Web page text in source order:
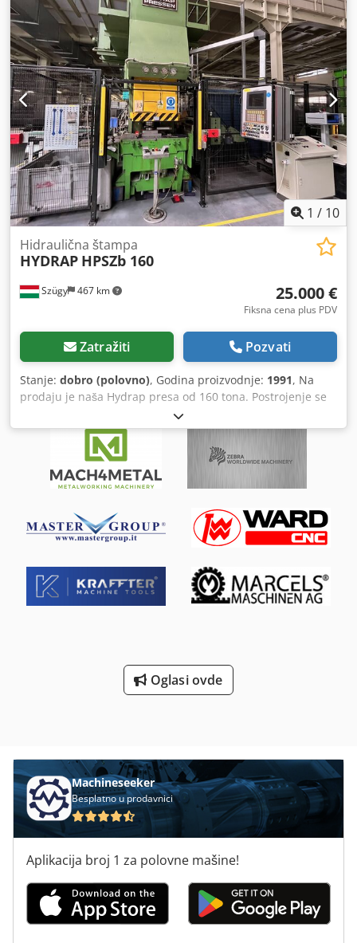
1 / 10
Szügy 467 km
Hidraulična štampa
HYDRAP HPSZb 160
25.000 €
Fiksna cena plus PDV
Zatražiti Pozvati
Stanje: dobro (polovno), Godina proizvodnje: 1991, Na
prodaju je naša Hydrap presa od 160 tona. Postrojenje se
prodaje samo u kompletu. Radnih sati: 20242. Stanje:
dobro stanje. Pregled je moguć i poželjan. Lokacija: Szügy,
Mađarska. Chodpfx Aotu Szlsf Rsa
Oglasi ovde
Machineseeker
Besplatno u prodavnici
Aplikacija broj 1 za polovne mašine!